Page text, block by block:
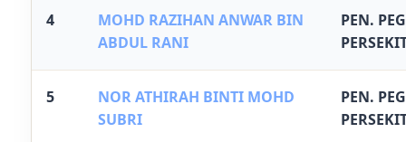
4
MOHD RAZIHAN ANWAR BIN
ABDUL RANI
PEN.
5
NOR ATHIRAH BINTI MOHD
SUBRI
PEN.